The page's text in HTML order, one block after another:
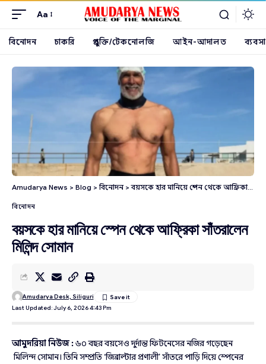
Aa
বিনোদন চাকরি প্রযুক্তি/টেকনোলজি আইন-আদালত ব্যবসা
Amudarya News > Blog >বিনোদন>বয়সকে হার মানিয়ে স্পেন থেকে আফ্রিকা সাঁতরালেন মিলিন্দ সোমান
বিনোদন
বয়সকে হার মানিয়ে স্পেন থেকে আফ্রিকা সাঁতরালেন
মিলিন্দ সোমান
Last Updated: July 6, 2026 4:43 Pm
Amudarya Desk, Siliguri
আমুদরিয়া নিউজ :৬০ বছর বয়সেও দুর্দান্ত ফিটনেসের নজির গড়েছেন
মিলিন্দ সোমান। তিনি সম্প্রতি ‘জিব্রাল্টার প্রণালী’ সাঁতরে পাড়ি দিয়ে স্পেনের